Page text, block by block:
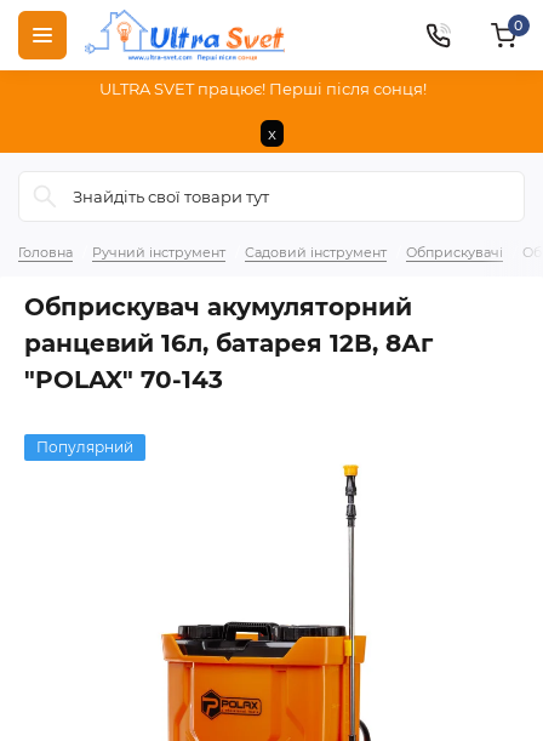
ULTRA SVET працює! Перші після сонця!
x
0
Головна Ручний інструмент Садовий інструмент Обприскувачі
Обприскувач акумуляторний
ранцевий 16л, батарея 12В, 8Аг
"POLAX" 70-143
Популярний